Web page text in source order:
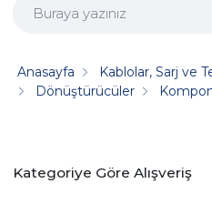
Anasayfa
Kablolar, Sarj ve
Dönüştürücüler
Kategoriye Göre Alışveriş